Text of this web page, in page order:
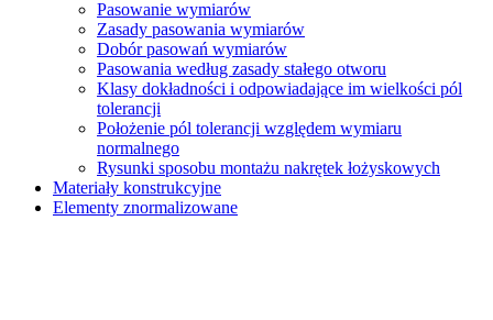
Pasowanie wymiarów
Zasady pasowania wymiarów
Dobór pasowań wymiarów
Pasowania według zasady stałego otworu
Klasy dokładności i odpowiadające im wielkości pól
tolerancji
Położenie pól tolerancji względem wymiaru
normalnego
Rysunki sposobu montażu nakrętek łożyskowych
Materiały konstrukcyjne
Elementy znormalizowane